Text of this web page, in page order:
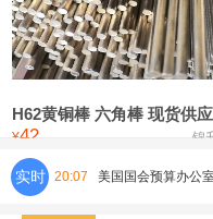
铸造铝合金锭(ZLD104)
压铸锌合金锭
氯化镍
H62黄铜棒 六角棒 现货供应
¥42 锦
实时 20:07 美国国会预算办公